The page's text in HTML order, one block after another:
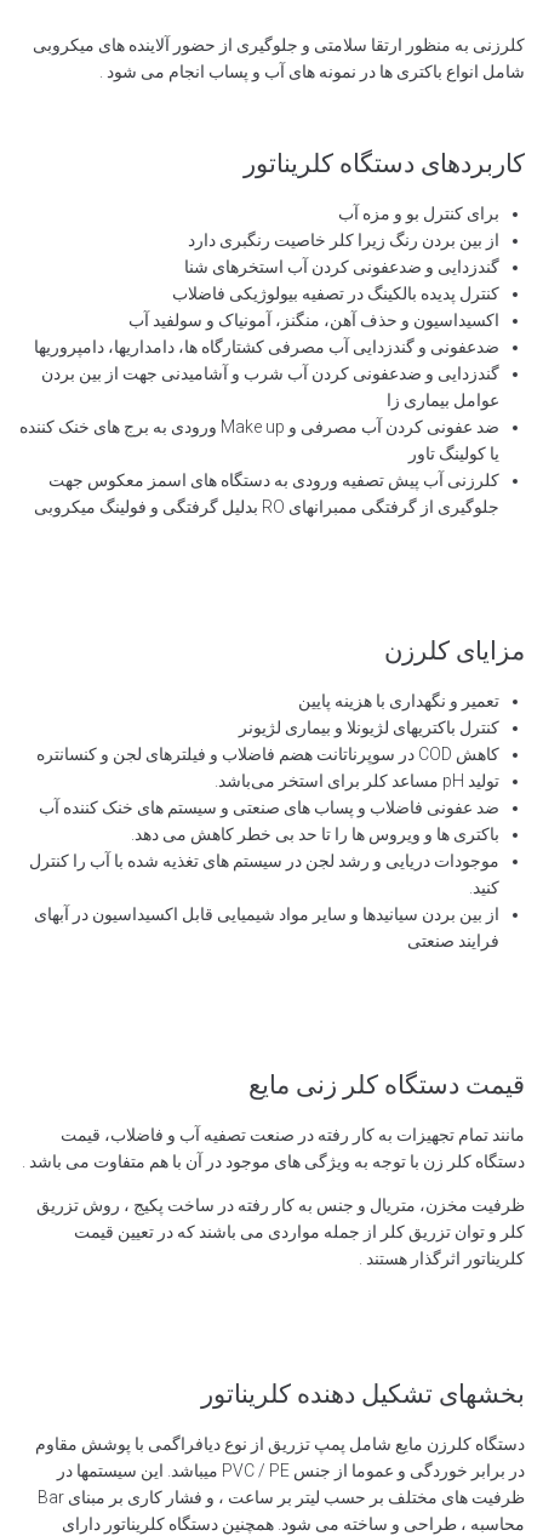
کلرزنی به منظور ارتقا سلامتی و جلوگیری از حضور آلاینده های میکروبی
شامل انواع باکتری ها در نمونه های آب و پساب انجام می شود .
کاربردهای دستگاه کلریناتور
برای کنترل بو و مزه آب
از بین بردن رنگ زیرا کلر خاصیت رنگبری دارد
گندزدایی و ضدعفونی کردن آب استخرهای شنا
کنترل پدیده بالکینگ در تصفیه بیولوژیکی فاضلاب
اکسیداسیون و حذف آهن، منگنز، آمونیاک و سولفید آب
ضدعفونی و گندزدایی آب مصرفی کشتارگاه ها، دامداریها، دامپروریها
گندزدایی و ضدعفونی کردن آب شرب و آشامیدنی جهت از بین بردن
عوامل بیماری زا
ضد عفونی کردن آب مصرفی و Make up ورودی به برج های خنک کننده
یا کولینگ تاور
کلرزنی آب پیش تصفیه ورودی به دستگاه های اسمز معکوس جهت
جلوگیری از گرفتگی ممبرانهای RO بدلیل گرفتگی و فولینگ میکروبی
مزایای کلرزن
تعمیر و نگهداری با هزینه پایین
کنترل باکتریهای لژیونلا و بیماری لژیونر
کاهش COD در سوپرناتانت هضم فاضلاب و فیلترهای لجن و کنسانتره
تولید pH مساعد کلر برای استخر می‌باشد.
ضد عفونی فاضلاب و پساب های صنعتی و سیستم های خنک کننده آب
باکتری ها و ویروس ها را تا حد بی خطر کاهش می دهد.
موجودات دریایی و رشد لجن در سیستم های تغذیه شده با آب را کنترل
کنید.
از بین بردن سیانیدها و سایر مواد شیمیایی قابل اکسیداسیون در آبهای
فرایند صنعتی
قیمت دستگاه کلر زنی مایع
مانند تمام تجهیزات به کار رفته در صنعت تصفیه آب و فاضلاب، قیمت
دستگاه کلر زن با توجه به ویژگی های موجود در آن با هم متفاوت می باشد .
ظرفیت مخزن، متریال و جنس به کار رفته در ساخت پکیج ، روش تزریق
کلر و توان تزریق کلر از جمله مواردی می باشند که در تعیین قیمت
کلریناتور اثرگذار هستند .
بخشهای تشکیل دهنده کلریناتور
دستگاه کلرزن مایع شامل پمپ تزریق از نوع دیافراگمی با پوشش مقاوم
در برابر خوردگی و عموما از جنس PVC / PE میباشد. این سیستمها در
ظرفیت های مختلف بر حسب لیتر بر ساعت ، و فشار کاری بر مبنای Bar
محاسبه ، طراحی و ساخته می شود. همچنین دستگاه کلریناتور دارای